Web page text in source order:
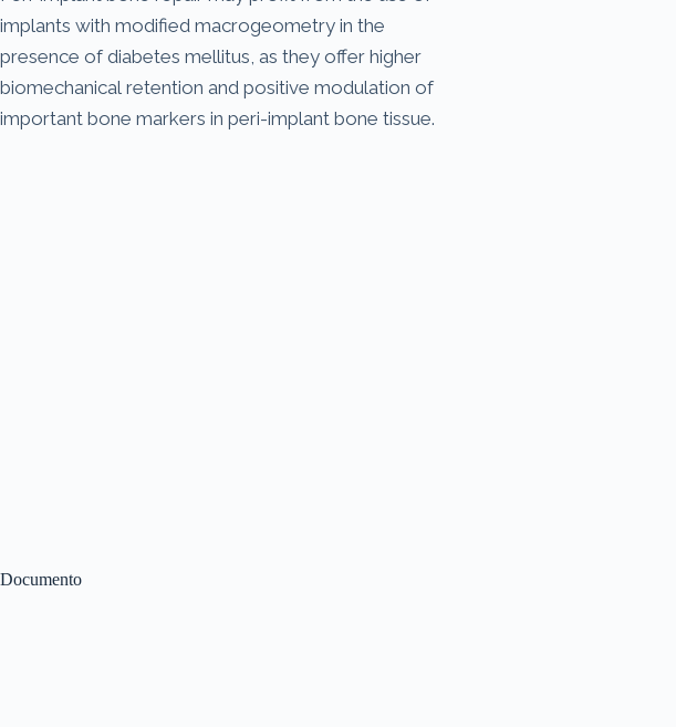
Documento
implants with modified macrogeometry in the
presence of diabetes mellitus, as they offer higher
biomechanical retention and positive modulation of
important bone markers in peri-implant bone tissue.